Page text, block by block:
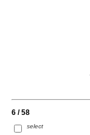
6 / 58
select